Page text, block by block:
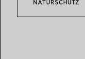
NATURSCHUTZ